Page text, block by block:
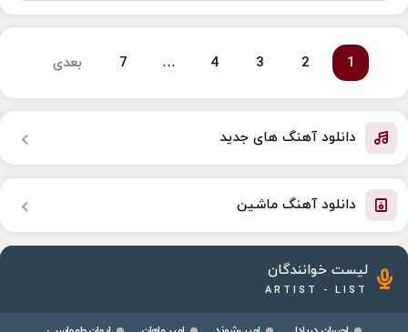
1
2
3
4
…
7 بعدی
دانلود آهنگ های جدید
دانلود آهنگ ماشین
لیست خوانندگان
ARTIST - LIST